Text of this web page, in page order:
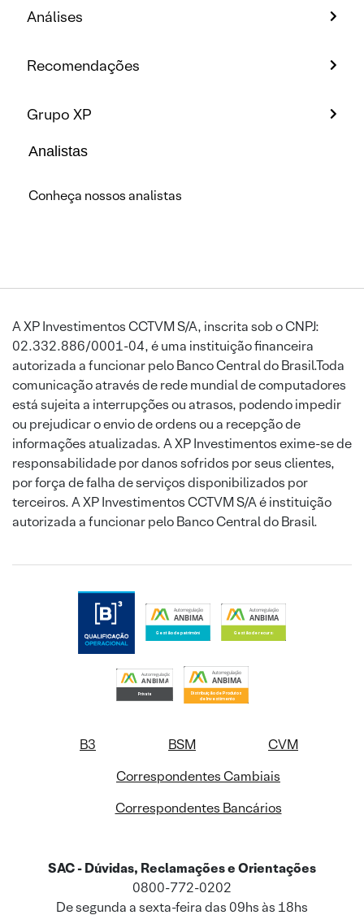
Análises
Recomendações
Grupo XP
Analistas
Conheça nossos analistas
A XP Investimentos CCTVM S/A, inscrita sob o CNPJ:
02.332.886/0001-04, é uma instituição financeira
autorizada a funcionar pelo Banco Central do Brasil.Toda
comunicação através de rede mundial de computadores
está sujeita a interrupções ou atrasos, podendo impedir
ou prejudicar o envio de ordens ou a recepção de
informações atualizadas. A XP Investimentos exime-se de
responsabilidade por danos sofridos por seus clientes,
por força de falha de serviços disponibilizados por
terceiros. A XP Investimentos CCTVM S/A é instituição
autorizada a funcionar pelo Banco Central do Brasil.
B3 BSM
CVM
Correspondentes Cambiais
Correspondentes Bancários
SAC - Dúvidas, Reclamações e Orientações
0800-772-0202
De segunda a sexta-feira das 09hs às 18hs